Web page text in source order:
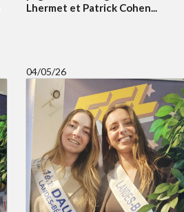
Lhermet et Patrick Cohen...
04/05/26